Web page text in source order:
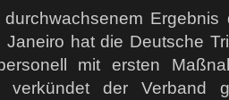
hat die Deutsche
mit ersten
verkündet der Verband